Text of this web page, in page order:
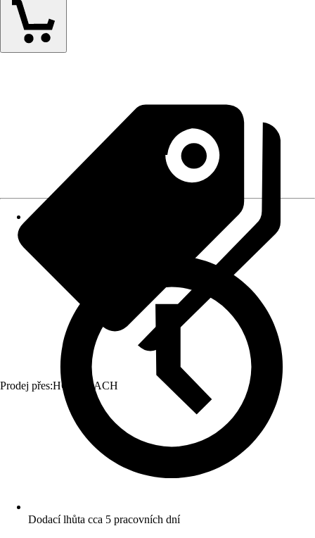
Prodej přes:HORNBACH
Dodací lhůta cca 5 pracovních dní